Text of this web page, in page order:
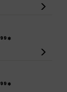
99 *
99 *